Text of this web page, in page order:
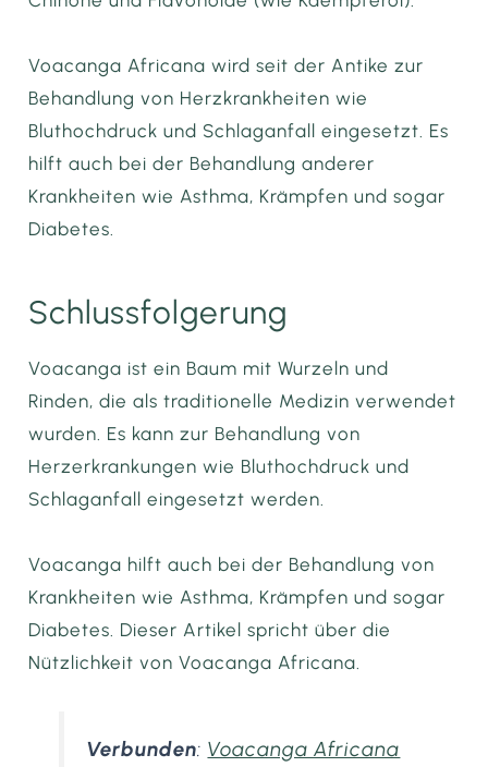
Voacanga Africana wird seit der Antike zur
Behandlung von Herzkrankheiten wie
Bluthochdruck und Schlaganfall eingesetzt. Es
hilft auch bei der Behandlung anderer
Krankheiten wie Asthma, Krämpfen und sogar
Diabetes.
Schlussfolgerung
Voacanga ist ein Baum mit Wurzeln und
Rinden, die als traditionelle Medizin verwendet
wurden. Es kann zur Behandlung von
Herzerkrankungen wie Bluthochdruck und
Schlaganfall eingesetzt werden.
Voacanga hilft auch bei der Behandlung von
Krankheiten wie Asthma, Krämpfen und sogar
Diabetes. Dieser Artikel spricht über die
Nützlichkeit von Voacanga Africana.
Verbunden: Voacanga Africana